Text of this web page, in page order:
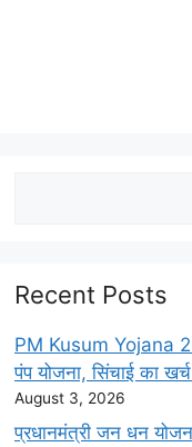
Recent Posts
PM Kusum Yojana
पंप योजना, सिंचाई का
August 3, 2026
प्रधानमंत्री जन धन